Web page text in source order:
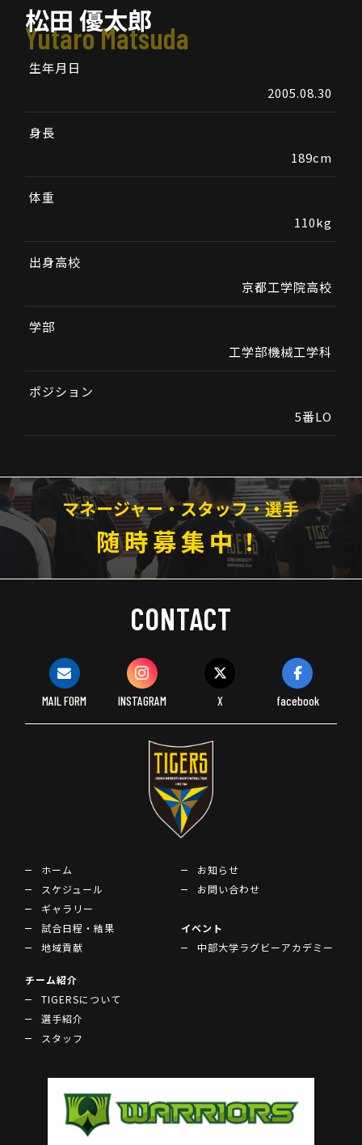
松田 優太郎
Yutaro Matsuda
生年月日
2005.08.30
身長
189cm
体重
110kg
出身高校
京都工学院高校
学部
工学部機械工学科
ポジション
5番LO
マネージャー・スタッフ・選手
随時募集中！
CONTACT
MAIL FORM INSTAGRAM X facebook
ホーム
スケジュール
ギャラリー
試合日程・結果
地域貢献
お知らせ
お問い合わせ
イベント
中部大学ラグビーアカデミー
チーム紹介
TIGERSについて
選手紹介
スタッフ